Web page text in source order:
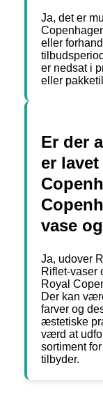
Ja, det er
eller
er nedsat i
eller
Er der
er
vase
Ja, udover
Riflet-vaser
Royal
Der kan
farver og
æstetiske
værd at
sortiment
tilbyder.